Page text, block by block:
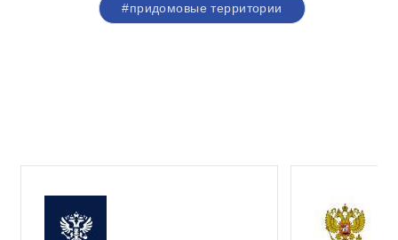
#придомовые территории